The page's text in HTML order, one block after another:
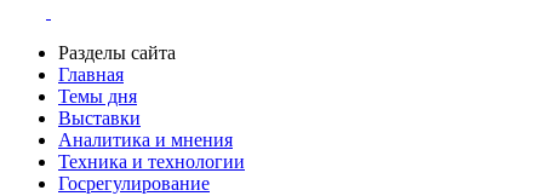
Разделы сайта
Главная
Темы дня
Выставки
Аналитика и мнения
Техника и технологии
Госрегулирование